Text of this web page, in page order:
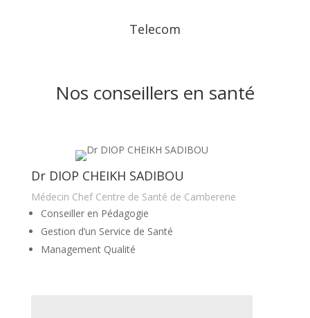
Telecom
Nos conseillers en santé
Dr DIOP CHEIKH SADIBOU
Médecin Chef Centre de Santé de Camberene
Conseiller en Pédagogie
Gestion d’un Service de Santé
Management Qualité